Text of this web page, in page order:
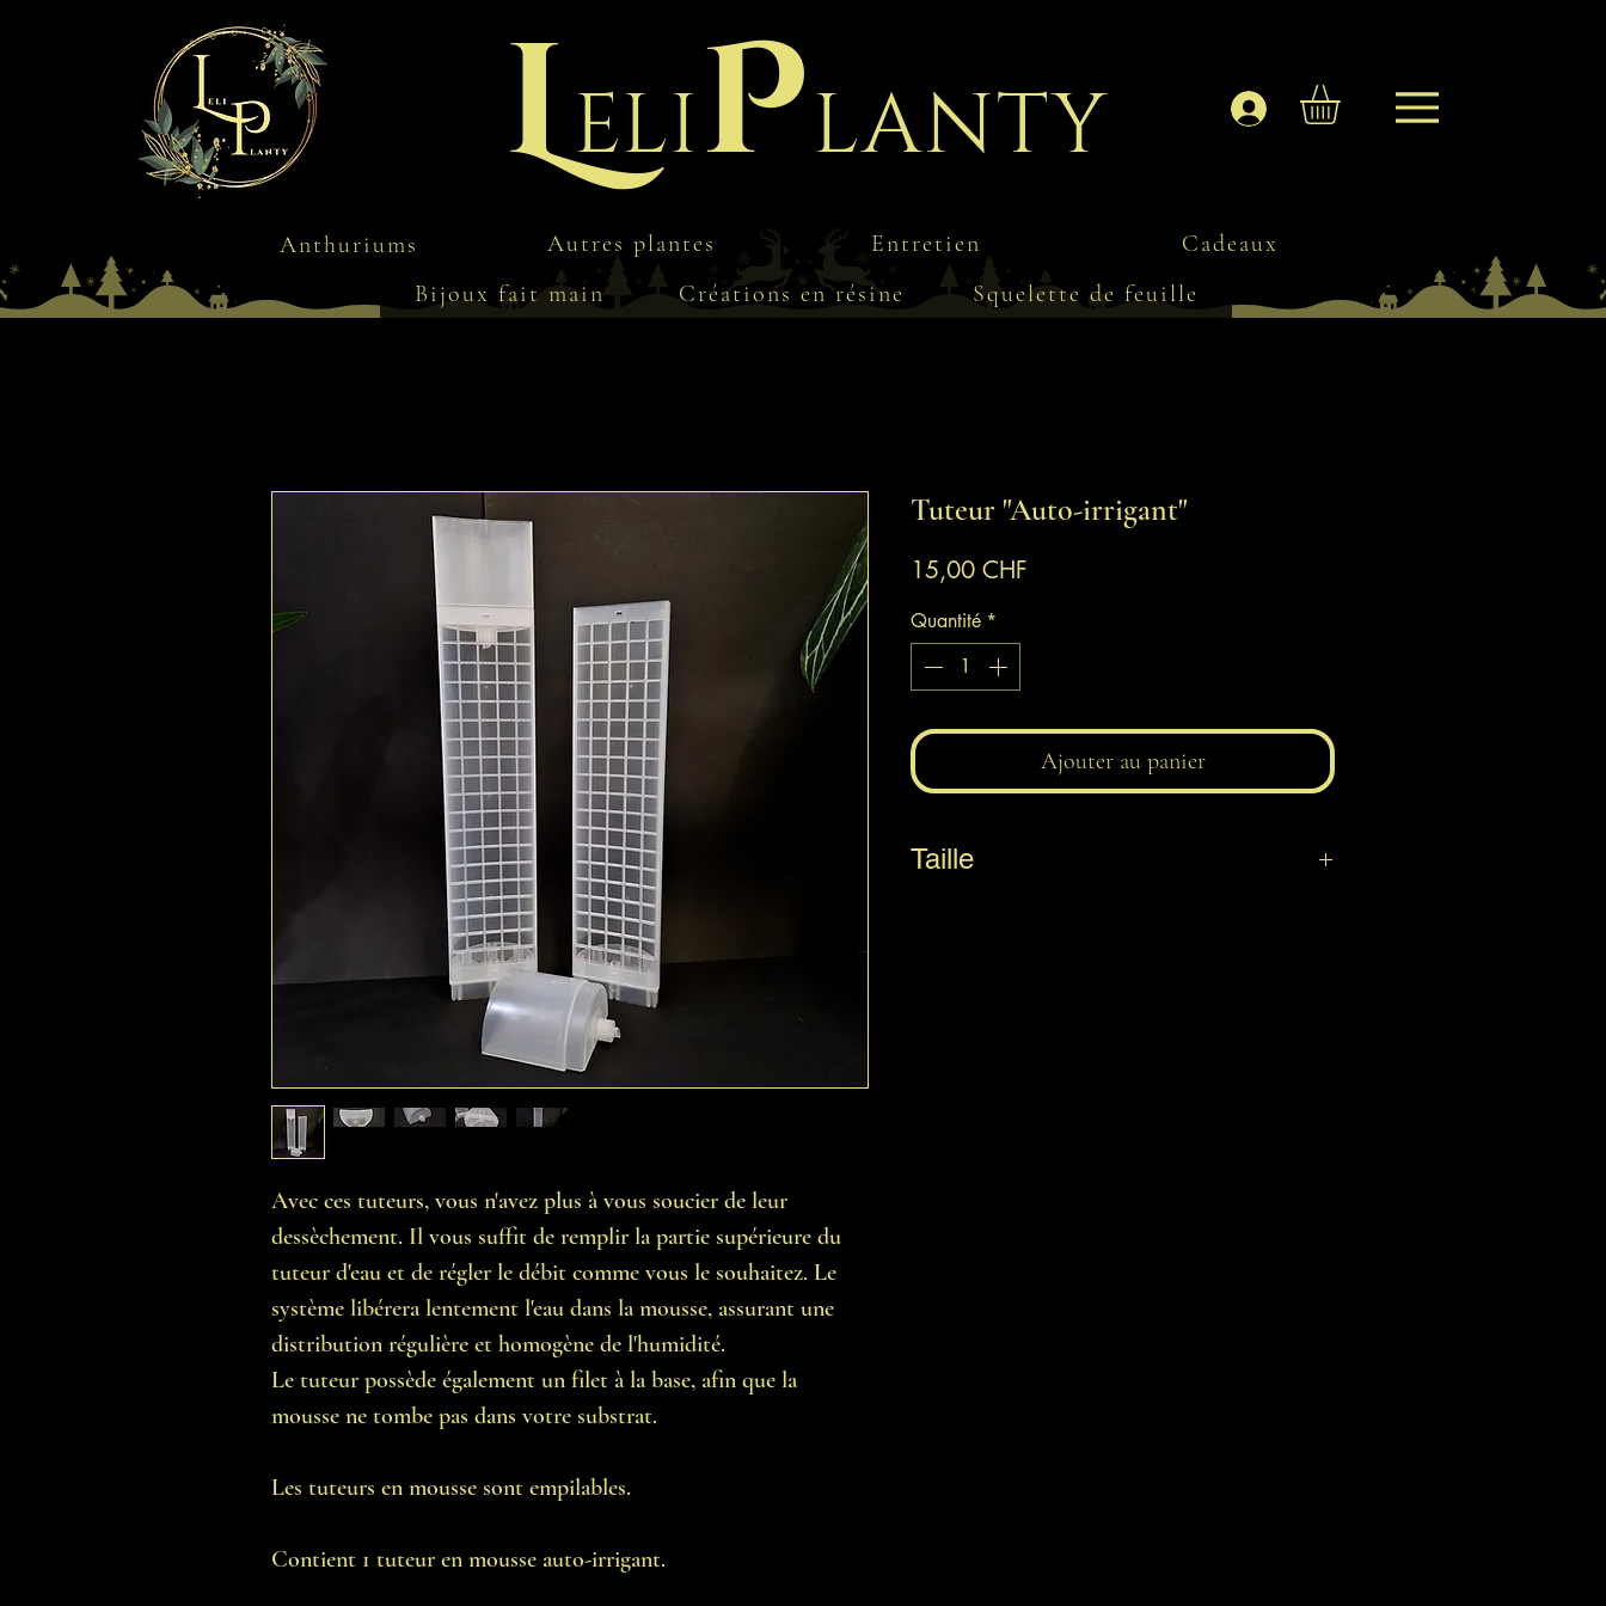
Se connecter
LeliPlanty
Anthuriums
Bijoux fait main
Autres plantes Entretien
Cadeaux
Créations en résine
Squelette de feuille
Avec ces tuteurs, vous n'avez plus à vous soucier de leur
dessèchement. Il vous suffit de remplir la partie supérieure du
tuteur d'eau et de régler le débit comme vous le souhaitez. Le
système libérera lentement l'eau dans la mousse, assurant une
distribution régulière et homogène de l'humidité.
Le tuteur possède également un filet à la base, afin que la
mousse ne tombe pas dans votre substrat.
Les tuteurs en mousse sont empilables.
Contient 1 tuteur en mousse auto-irrigant.
Tuteur "Auto-irrigant"
15,00 CHF
Quantité *
Ajouter au panier
Taille